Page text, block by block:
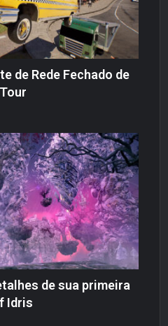
de Rede Fechado de
de sua primeira
Idris